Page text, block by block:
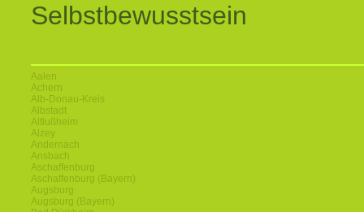
Selbstbewusstsein
Aalen
Achern
Alb-Donau-Kreis
Albstadt
Altlußheim
Alzey
Andernach
Ansbach
Aschaffenburg
Aschaffenburg (Bayern)
Augsburg
Augsburg (Bayern)